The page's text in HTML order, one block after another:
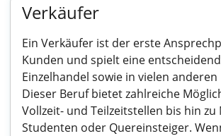
Verkäufer
Ein Verkäufer ist der erste
Kunden und spielt eine
Einzelhandel sowie in vielen anderen
Dieser Beruf bietet zahlreiche
Vollzeit- und Teilzeitstellen bis hin
Studenten oder Quereinsteiger.